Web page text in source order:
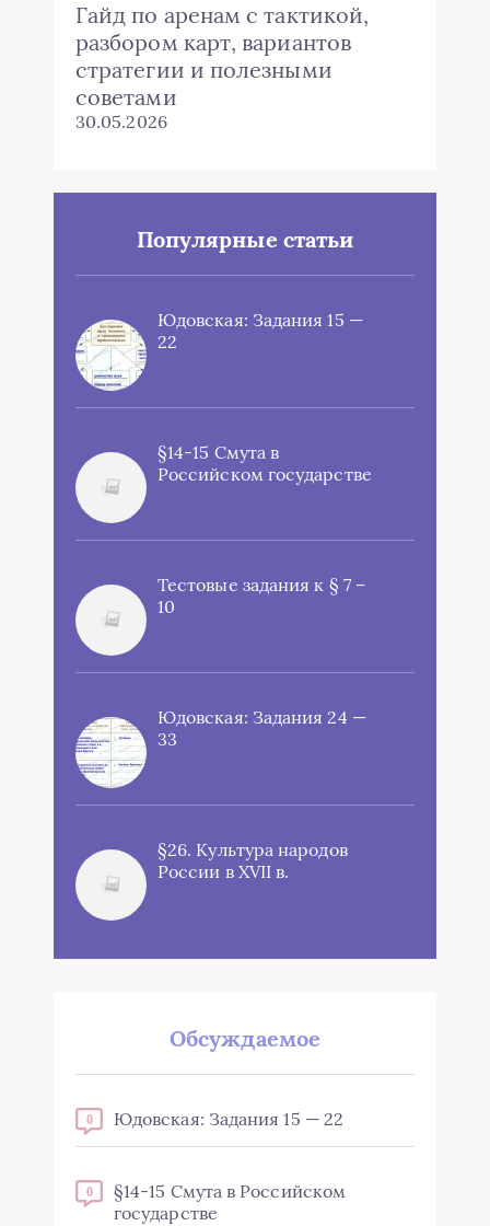
Гайд по аренам с тактикой,
разбором карт, вариантов
стратегии и полезными
советами
30.05.2026
Популярные статьи
Юдовская: Задания 15 —
22
§14-15 Смута в
Российском государстве
Тестовые задания к § 7 –
10
Юдовская: Задания 24 —
33
§26. Культура народов
России в XVII в.
Обсуждаемое
0 Юдовская: Задания 15 — 22
0
§14-15 Смута в Российском
государстве